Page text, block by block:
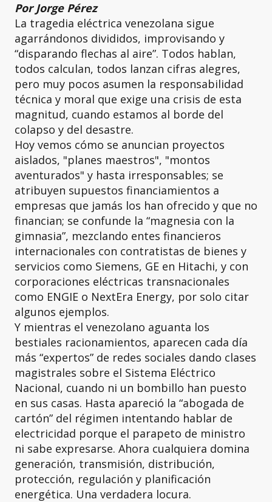
Por Jorge Pérez
La tragedia eléctrica venezolana sigue
agarrándonos divididos, improvisando y
“disparando flechas al aire”. Todos hablan,
todos calculan, todos lanzan cifras alegres,
pero muy pocos asumen la responsabilidad
técnica y moral que exige una crisis de esta
magnitud, cuando estamos al borde del
colapso y del desastre.
Hoy vemos cómo se anuncian proyectos
aislados, "planes maestros", "montos
aventurados" y hasta irresponsables; se
atribuyen supuestos financiamientos a
empresas que jamás los han ofrecido y que no
financian; se confunde la “magnesia con la
gimnasia”, mezclando entes financieros
internacionales con contratistas de bienes y
servicios como Siemens, GE en Hitachi, y con
corporaciones eléctricas transnacionales
como ENGIE o NextEra Energy, por solo citar
algunos ejemplos.
Y mientras el venezolano aguanta los
bestiales racionamientos, aparecen cada día
más “expertos” de redes sociales dando clases
magistrales sobre el Sistema Eléctrico
Nacional, cuando ni un bombillo han puesto
en sus casas. Hasta apareció la “abogada de
cartón” del régimen intentando hablar de
electricidad porque el parapeto de ministro
ni sabe expresarse. Ahora cualquiera domina
generación, transmisión, distribución,
protección, regulación y planificación
energética. Una verdadera locura.